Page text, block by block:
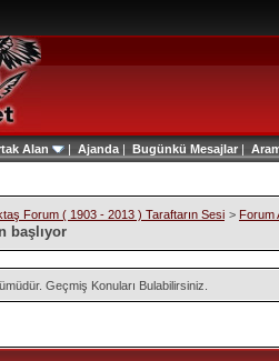
Alan | Ajanda | Bugünkü Mesajlar|
Forum ( 1903 - 2013 ) Taraftarın Sesi > Forum
başlıyor
Geçmiş Konuları Bulabilirsiniz.